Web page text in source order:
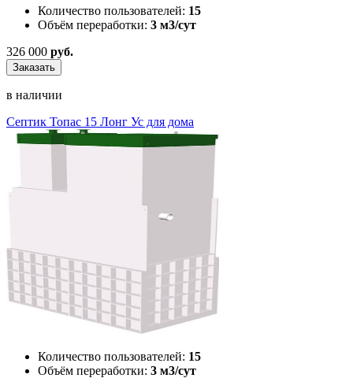
Количество пользователей: 15
Объём переработки: 3 м3/сут
326 000 руб.
Заказать
в наличии
Септик Топас 15 Лонг Ус для дома
Количество пользователей: 15
Объём переработки: 3 м3/сут